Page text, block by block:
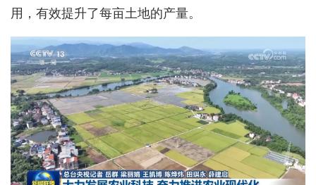
用，有效提升了每亩土地的产量。